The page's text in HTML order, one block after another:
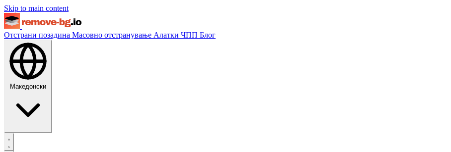
Skip to main content
Отстрани позадина Масовно отстранување Алатки ЧПП Блог
Македонски